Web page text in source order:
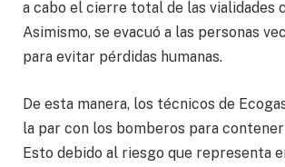
a cabo el cierre total de las vialidades
Asimismo, se evacuó a las personas
para evitar pérdidas humanas.
De esta manera, los técnicos de
la par con los bomberos para
Esto debido al riesgo que representa